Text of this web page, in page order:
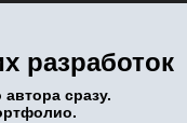
разработок
сразу.